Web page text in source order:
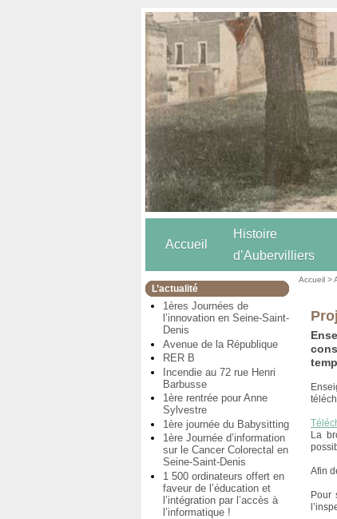
Accueil
Histoire
d’Aubervilliers
L’actualité
1ères Journées de
l’innovation en Seine-Saint-
Denis
Avenue de la République
RER B
Incendie au 72 rue Henri
Barbusse
1ère rentrée pour Anne
Sylvestre
1ère journée du Babysitting
1ère Journée d’information
sur le Cancer Colorectal en
Seine-Saint-Denis
1 500 ordinateurs offert en
faveur de l’éducation et
l’intégration par l’accès à
l’informatique !
Accueil >
La
Afin
Pour